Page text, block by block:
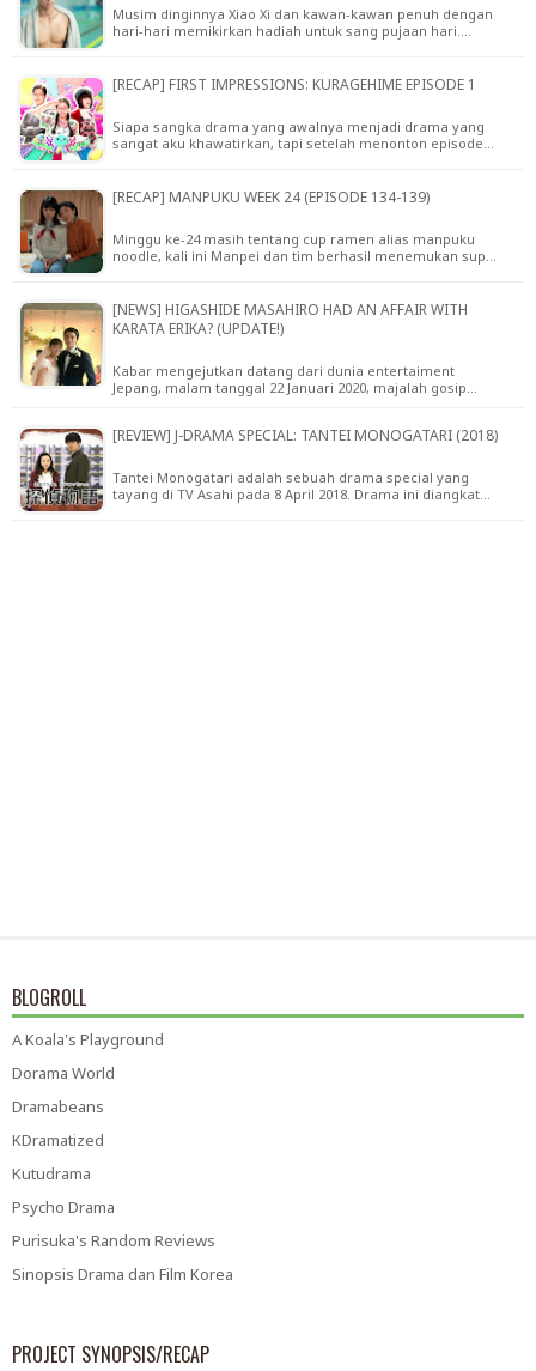
Musim dinginnya Xiao Xi dan kawan-kawan penuh dengan
hari-hari memikirkan hadiah untuk sang pujaan hari.…
[RECAP] FIRST IMPRESSIONS: KURAGEHIME EPISODE 1
Siapa sangka drama yang awalnya menjadi drama yang
sangat aku khawatirkan, tapi setelah menonton episode…
[RECAP] MANPUKU WEEK 24 (EPISODE 134-139)
Minggu ke-24 masih tentang cup ramen alias manpuku
noodle, kali ini Manpei dan tim berhasil menemukan sup…
[NEWS] HIGASHIDE MASAHIRO HAD AN AFFAIR WITH
KARATA ERIKA? (UPDATE!)
Kabar mengejutkan datang dari dunia entertaiment
Jepang, malam tanggal 22 Januari 2020, majalah gosip…
[REVIEW] J-DRAMA SPECIAL: TANTEI MONOGATARI (2018)
Tantei Monogatari adalah sebuah drama special yang
tayang di TV Asahi pada 8 April 2018. Drama ini diangkat…
BLOGROLL
A Koala's Playground
Dorama World
Dramabeans
KDramatized
Kutudrama
Psycho Drama
Purisuka's Random Reviews
Sinopsis Drama dan Film Korea
PROJECT SYNOPSIS/RECAP